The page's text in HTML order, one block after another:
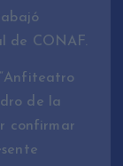
de CONAF.
de la
confirmar